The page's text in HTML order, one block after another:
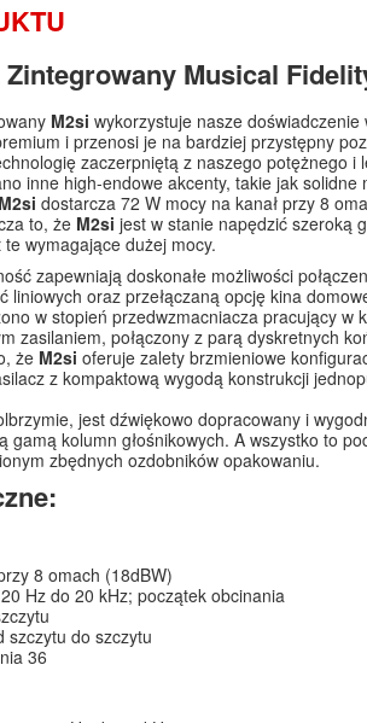
Musical
M2si wykorzystuje nasze doświadczenie
i przenosi je na bardziej przystępny
zaczerpniętą z naszego potężnego i
inne high-endowe akcenty, takie jak solidne
M2si dostarcza 72 W mocy na kanał przy 8
to, że M2si jest w stanie napędzić szeroką
te wymagające dużej mocy.
zapewniają doskonałe możliwości
liniowych oraz przełączaną opcję kina
w stopień przedwzmacniacza pracujący w
zasilaniem, połączony z parą dyskretnych
że M2si oferuje zalety brzmieniowe
z kompaktową wygodą konstrukcji
jest dźwiękowo dopracowany i
gamą kolumn głośnikowych. A wszystko to
zbędnych ozdobników opakowaniu.
8 omach (18dBW)
Hz do 20 kHz; początek obcinania
szczytu do szczytu
36